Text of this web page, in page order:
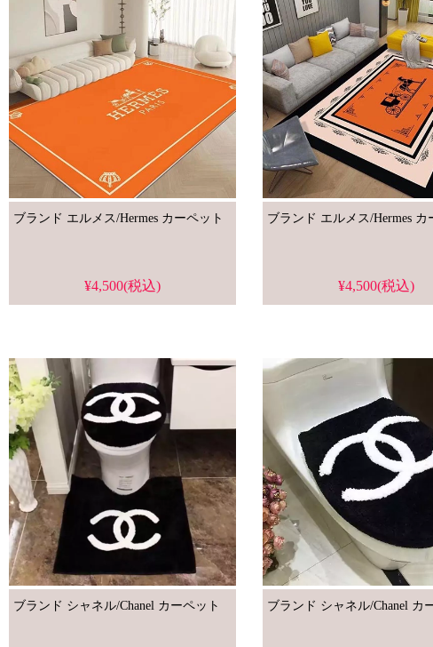
ブランド エルメス/Hermes カーペット
¥4,500(税込)
ブランド
¥4,500(税込)
ブランド シャネル/Chanel カーペット ブランド